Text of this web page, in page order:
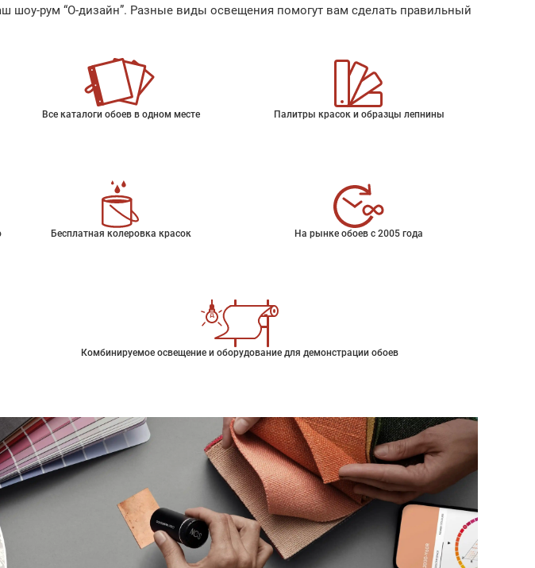
шоу-рум “О-дизайн”. Разные виды освещения помогут вам сделать правильный
Все каталоги обоев в одном месте Палитры красок и образцы лепнины
Бесплатная колеровка красок На рынке обоев с 2005 года
Комбинируемое освещение и оборудование для демонстрации обоев